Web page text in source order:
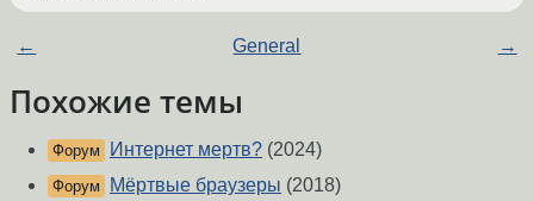
← General →
Похожие темы
Форум Интернет мертв? (2024)
Форум Мёртвые браузеры (2018)